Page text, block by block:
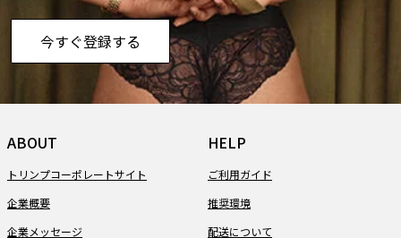
今すぐ登録する
ABOUT
トリンプコーポレートサイト
企業概要
企業メッセージ
HELP
ご利用ガイド
推奨環境
配送について